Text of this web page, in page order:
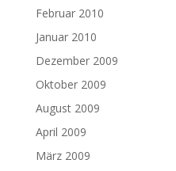
Februar 2010
Januar 2010
Dezember 2009
Oktober 2009
August 2009
April 2009
März 2009